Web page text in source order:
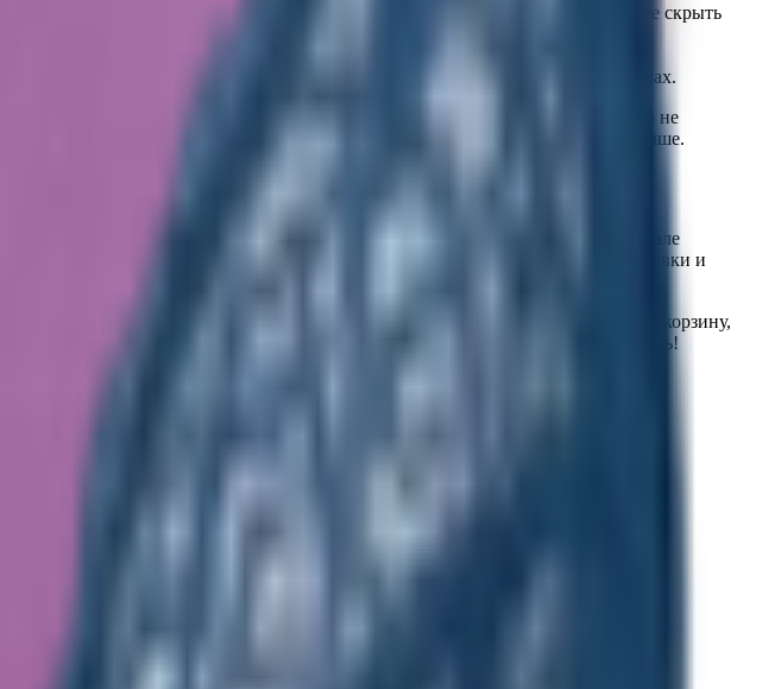
Их нужно подбирать в тон кожи или немного темнее – так вы сможете скрыть
стройнее.
молодежного стиля, а также те, кто стремится к неординарности в мелочах.
– они добавляют коже гладкости и приятного блеска, но при этом абсолютно не
а на зиму стоит приобрести утепленные эластичные колготы от 70 den и выше.
предложений от интернет-магазина «Подружка». На нашем портале
ограниченного ассортимента, предусмотрена возможность бесплатной доставки и
колготки и другие дешевые товары отличного качества, положите их в корзину,
душе – а мы позаботимся, чтобы виртуальные покупки были только в радость!